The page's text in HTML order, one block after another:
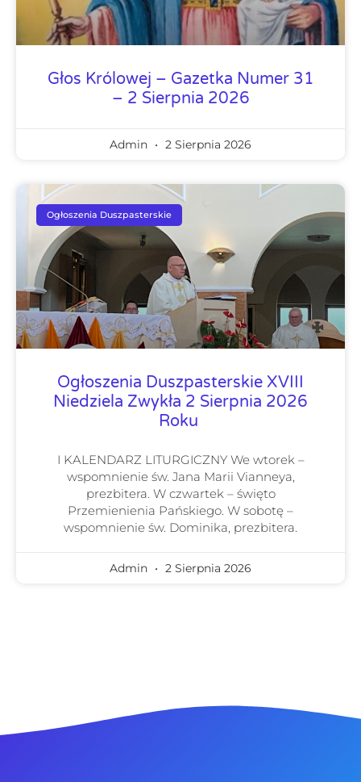
Głos Królowej – Gazetka Numer 31
– 2 Sierpnia 2026
Admin 2 Sierpnia 2026
Ogłoszenia Duszpasterskie
Ogłoszenia Duszpasterskie XVIII
Niedziela Zwykła 2 Sierpnia 2026
Roku
I KALENDARZ LITURGICZNY We wtorek –
wspomnienie św. Jana Marii Vianneya,
prezbitera. W czwartek – święto
Przemienienia Pańskiego. W sobotę –
wspomnienie św. Dominika, prezbitera.
Admin 2 Sierpnia 2026